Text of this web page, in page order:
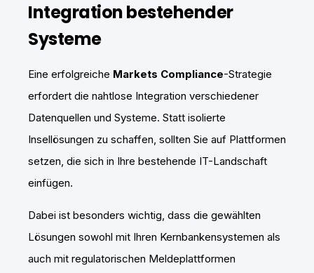
Integration bestehender
Systeme
Eine erfolgreiche Markets Compliance-Strategie
erfordert die nahtlose Integration verschiedener
Datenquellen und Systeme. Statt isolierte
Insellösungen zu schaffen, sollten Sie auf Plattformen
setzen, die sich in Ihre bestehende IT-Landschaft
einfügen.
Dabei ist besonders wichtig, dass die gewählten
Lösungen sowohl mit Ihren Kernbankensystemen als
auch mit regulatorischen Meldeplattformen